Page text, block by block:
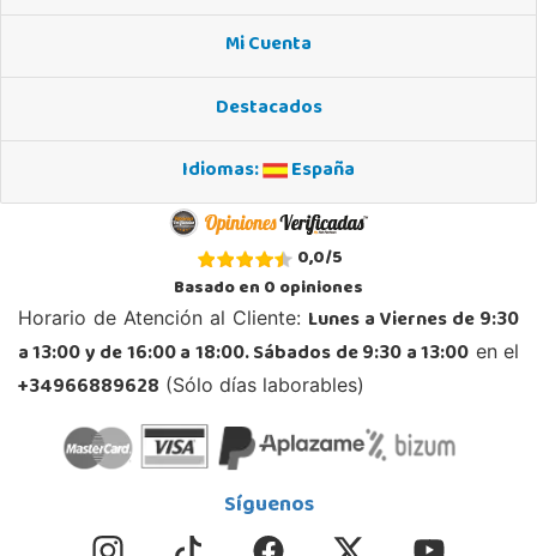
Mi Cuenta
Destacados
Idiomas:
España
0,0/5
Basado en0opiniones
Horario de Atención al Cliente: Lunes a Viernes de 9:30
a 13:00 y de 16:00 a 18:00. Sábados de 9:30 a 13:00 en el
+34966889628 (Sólo días laborables)
Síguenos